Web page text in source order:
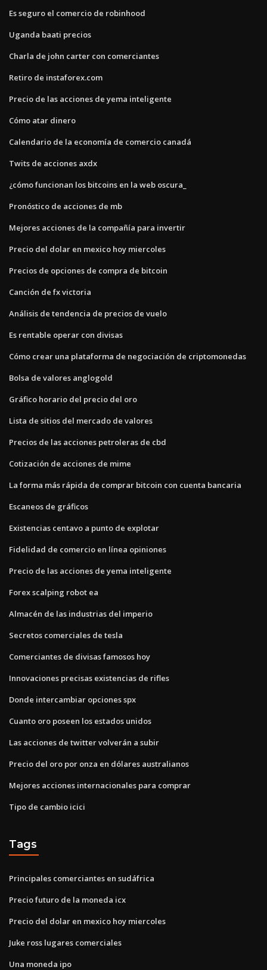
Es seguro el comercio de robinhood
Uganda baati precios
Charla de john carter con comerciantes
Retiro de instaforex.com
Precio de las acciones de yema inteligente
Cómo atar dinero
Calendario de la economía de comercio canadá
Twits de acciones axdx
¿cómo funcionan los bitcoins en la web oscura_
Pronóstico de acciones de mb
Mejores acciones de la compañía para invertir
Precio del dolar en mexico hoy miercoles
Precios de opciones de compra de bitcoin
Canción de fx victoria
Análisis de tendencia de precios de vuelo
Es rentable operar con divisas
Cómo crear una plataforma de negociación de criptomonedas
Bolsa de valores anglogold
Gráfico horario del precio del oro
Lista de sitios del mercado de valores
Precios de las acciones petroleras de cbd
Cotización de acciones de mime
La forma más rápida de comprar bitcoin con cuenta bancaria
Escaneos de gráficos
Existencias centavo a punto de explotar
Fidelidad de comercio en línea opiniones
Precio de las acciones de yema inteligente
Forex scalping robot ea
Almacén de las industrias del imperio
Secretos comerciales de tesla
Comerciantes de divisas famosos hoy
Innovaciones precisas existencias de rifles
Donde intercambiar opciones spx
Cuanto oro poseen los estados unidos
Las acciones de twitter volverán a subir
Precio del oro por onza en dólares australianos
Mejores acciones internacionales para comprar
Tipo de cambio icici
Tags
Principales comerciantes en sudáfrica
Precio futuro de la moneda icx
Precio del dolar en mexico hoy miercoles
Juke ross lugares comerciales
Una moneda ipo